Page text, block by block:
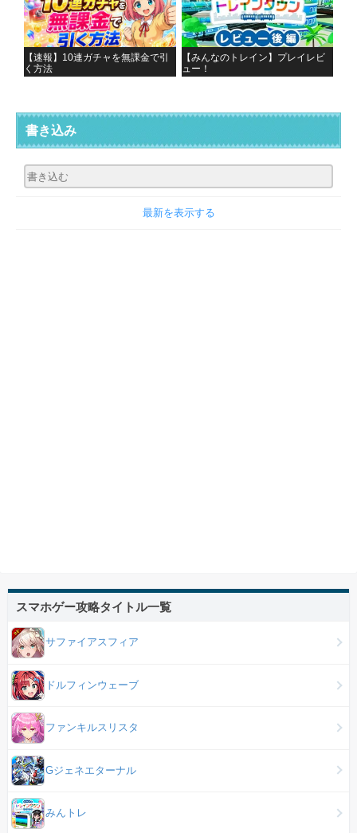
【速報】10連ガチャを無課金で引
く方法
【みんなのトレイン】プレイレビ
ュー！
書き込み
最新を表示する
スマホゲー攻略タイトル一覧
サファイアスフィア
ドルフィンウェーブ
ファンキルスリスタ
Gジェネエターナル
みんトレ